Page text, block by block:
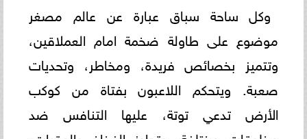
وكل ساحة سباق عبارة عن عالم مصغر
موضوع على طاولة ضخمة امام العملاقين،
وتتميز بخصائص فريدة، ومخاطر، وتحديات
صعبة. ويتحكم اللاعبون بفتاة من كوكب
الأرض تدعي توتة، عليها التنافس ضد